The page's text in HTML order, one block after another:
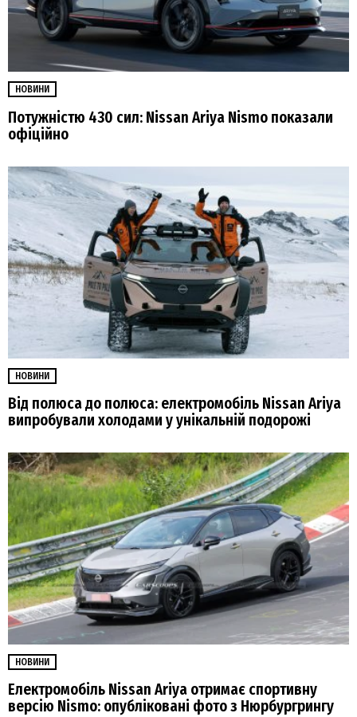
НОВИНИ
Потужністю 430 сил: Nissan Ariya Nismo показали
офіційно
НОВИНИ
Від полюса до полюса: електромобіль Nissan Ariya
випробували холодами у унікальній подорожі
НОВИНИ
Електромобіль Nissan Ariya отримає спортивну
версію Nismo: опубліковані фото з Нюрбургрингу